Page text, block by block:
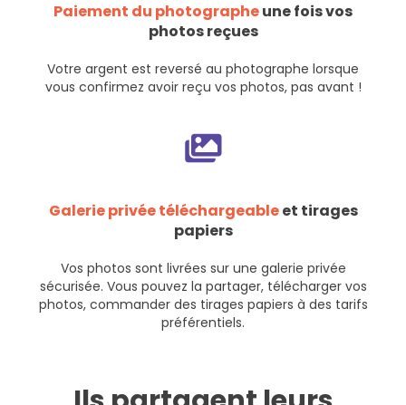
Paiement du photographeune fois vos
photos reçues
Votre argent est reversé au photographe lorsque
vous confirmez avoir reçu vos photos, pas avant !
Galerie privée téléchargeableet tirages
papiers
Vos photos sont livrées sur une galerie privée
sécurisée. Vous pouvez la partager, télécharger vos
photos, commander des tirages papiers à des tarifs
préférentiels.